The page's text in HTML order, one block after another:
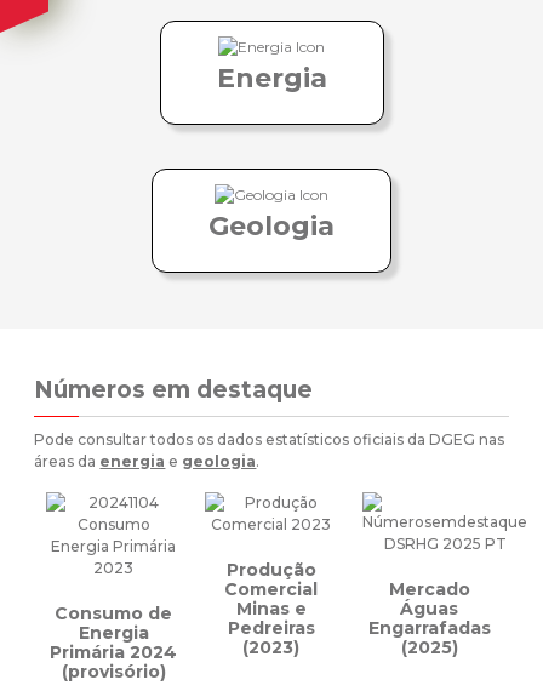
Energia
Geologia
Números em destaque
Pode consultar todos os dados estatísticos oficiais da DGEG nas
áreas da energia e geologia.
Consumo de
Energia
Primária 2024
(provisório)
Produção
Comercial
Minas e
Pedreiras
(2023)
Mercado
Águas
Engarrafadas
(2025)